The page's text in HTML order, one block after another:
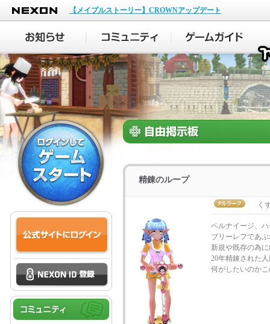
NEXON
【メイプルストーリー】CROWNアップデート
精錬のループ
く
ベルナイージ、
ブリーレフであ
新規や既存の為
20年精錬された
何がしたいのか